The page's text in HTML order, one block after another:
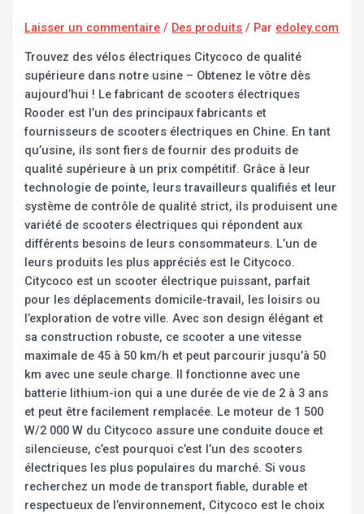
Laisser un commentaire / Des produits / Par edoley.com
Trouvez des vélos électriques Citycoco de qualité
supérieure dans notre usine – Obtenez le vôtre dès
aujourd’hui ! Le fabricant de scooters électriques
Rooder est l’un des principaux fabricants et
fournisseurs de scooters électriques en Chine. En tant
qu’usine, ils sont fiers de fournir des produits de
qualité supérieure à un prix compétitif. Grâce à leur
technologie de pointe, leurs travailleurs qualifiés et leur
système de contrôle de qualité strict, ils produisent une
variété de scooters électriques qui répondent aux
différents besoins de leurs consommateurs. L’un de
leurs produits les plus appréciés est le Citycoco.
Citycoco est un scooter électrique puissant, parfait
pour les déplacements domicile-travail, les loisirs ou
l’exploration de votre ville. Avec son design élégant et
sa construction robuste, ce scooter a une vitesse
maximale de 45 à 50 km/h et peut parcourir jusqu’à 50
km avec une seule charge. Il fonctionne avec une
batterie lithium-ion qui a une durée de vie de 2 à 3 ans
et peut être facilement remplacée. Le moteur de 1 500
W/2 000 W du Citycoco assure une conduite douce et
silencieuse, c’est pourquoi c’est l’un des scooters
électriques les plus populaires du marché. Si vous
recherchez un mode de transport fiable, durable et
respectueux de l’environnement, Citycoco est le choix